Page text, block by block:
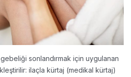
sonlandırmak için uygulanan
ilaçla kürtaj (medikal kürtaj)